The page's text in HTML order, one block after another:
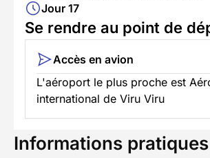
Jour 17
Se rendre au point de
Accès en avion
L'aéroport le plus proche est
international de Viru Viru
Informations pratiques